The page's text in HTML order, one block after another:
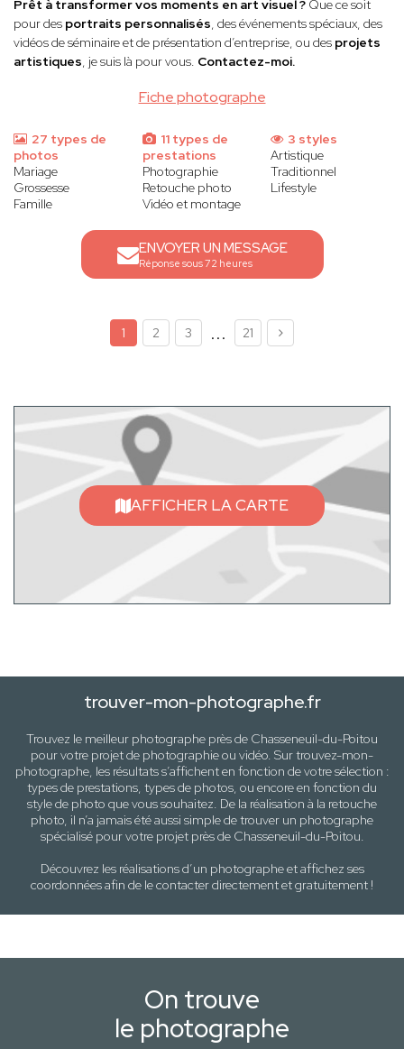
Fiche photographe
Prêt à transformer vos moments en art visuel ? Que ce soit
pour des portraits personnalisés, des événements spéciaux, des
vidéos de séminaire et de présentation d’entreprise, ou des projets
artistiques, je suis là pour vous. Contactez-moi.
27 types de
photos
Mariage
Grossesse
Famille
11 types de
prestations
Photographie
Retouche photo
Vidéo et montage
3 styles
Artistique
Traditionnel
Lifestyle
ENVOYER UN MESSAGE
Réponse sous 72 heures
1 2 3 ... 21
AFFICHER LA CARTE
trouver-mon-photographe.fr
Trouvez le meilleur photographe près de Chasseneuil-du-Poitou
pour votre projet de photographie ou vidéo. Sur trouvez-mon-
photographe, les résultats s’affichent en fonction de votre sélection :
types de prestations, types de photos, ou encore en fonction du
stylede photo que vous souhaitez. De la réalisation à la retouche
photo, il n’a jamais été aussi simple de trouver un photographe
spécialisé pour votre projet près de Chasseneuil-du-Poitou.
Découvrez les réalisations d’un photographe et affichez ses
coordonnées afin de le contacter directement et gratuitement !
On trouve
le photographe